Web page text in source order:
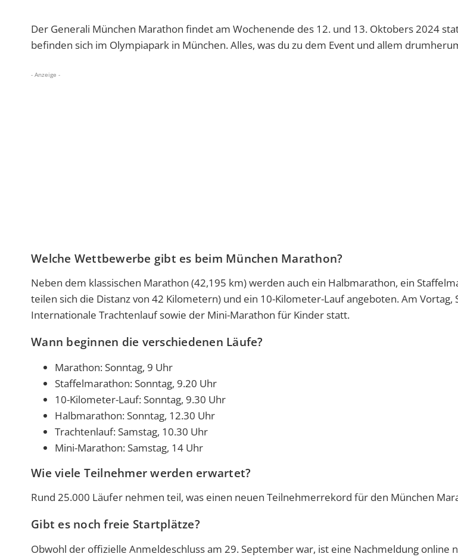
Der Generali München Marathon findet am Wochenende des 12. und 13. Oktobers 2024
befinden sich im Olympiapark in München. Alles, was du zu dem Event und allem
- Anzeige -
Welche Wettbewerbe gibt es beim München Marathon?
Neben dem klassischen Marathon (42,195 km) werden auch ein Halbmarathon, ein
teilen sich die Distanz von 42 Kilometern) und ein 10-Kilometer-Lauf angeboten. Am Vortag,
Internationale Trachtenlauf sowie der Mini-Marathon für Kinder statt.
Wann beginnen die verschiedenen Läufe?
Marathon: Sonntag, 9 Uhr
Staffelmarathon: Sonntag, 9.20 Uhr
10-Kilometer-Lauf: Sonntag, 9.30 Uhr
Halbmarathon: Sonntag, 12.30 Uhr
Trachtenlauf: Samstag, 10.30 Uhr
Mini-Marathon: Samstag, 14 Uhr
Wie viele Teilnehmer werden erwartet?
Rund 25.000 Läufer nehmen teil, was einen neuen Teilnehmerrekord für den München
Gibt es noch freie Startplätze?
Obwohl der offizielle Anmeldeschluss am 29. September war, ist eine Nachmeldung online